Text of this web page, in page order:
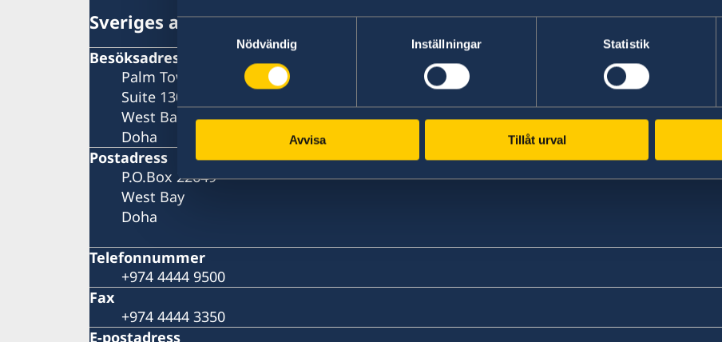
Nödvändig
Inställningar Statistik
Avvisa Tillåt urval
Sveriges ambassad
Besöksadress
Palm Tower B ("Monoprix Tower")
Suite 1302 (13th floor)
West Bay
Doha
Postadress
P.O.Box 22649
West Bay
Doha
Telefonnummer
+974 4444 9500
Fax
+974 4444 3350
E-postadress